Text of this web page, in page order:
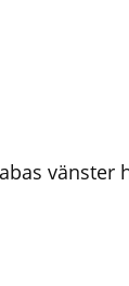
vänster